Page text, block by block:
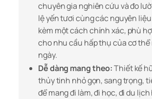
chuyên gia nghiên cứu và đo
lệ yến tươi cùng các nguyên
kèm một cách chính xác, phù
cho nhu cầu hấp thụ của cơ thể
ngày.
Dễ dàng mang theo:Thiết kế
thủy tinh nhỏ gọn, sang trọng,
để mang đi làm, đi học, đi du lịch